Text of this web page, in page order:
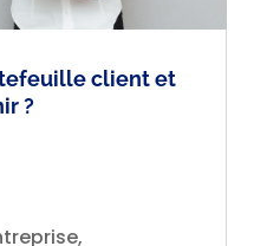
client et
?